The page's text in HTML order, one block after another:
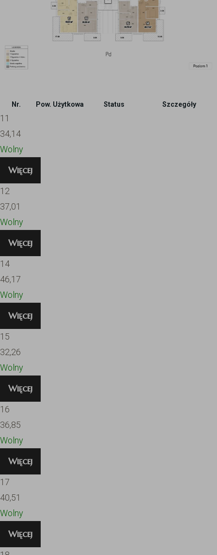
Nr. Pow. Użytkowa Status Szczegóły
11
34,14
Wolny
Więcej
12
37,01
Wolny
Więcej
14
46,17
Wolny
Więcej
15
32,26
Wolny
Więcej
16
36,85
Wolny
Więcej
17
40,51
Wolny
Więcej